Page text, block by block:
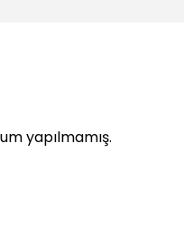
yapılmamış.